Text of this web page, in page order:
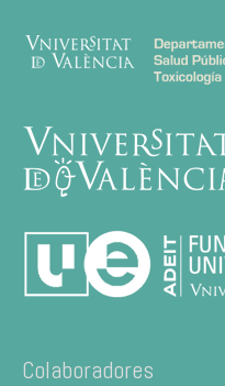
Colaboradores